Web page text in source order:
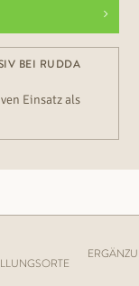
BEI RUDDA
Einsatz als